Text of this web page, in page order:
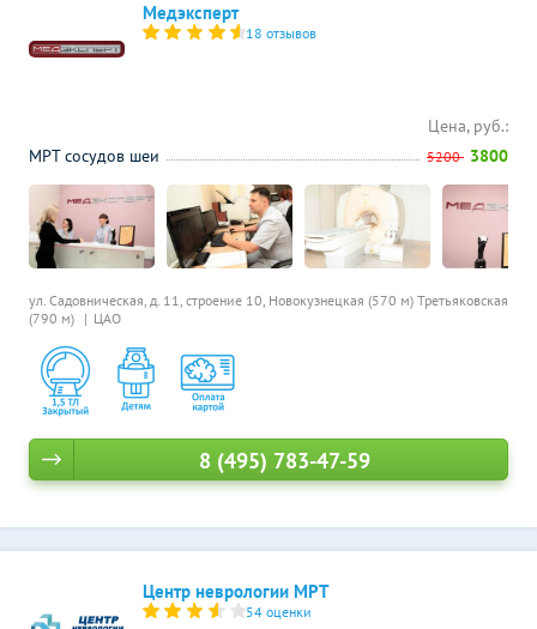
Медэксперт
18 отзывов
ул. Садовническая, д. 11, строение 10, Новокузнецкая (570 м) Третьяковская
(790 м)
ЦАО
Цена, руб.:
МРТ сосудов шеи
5200 3800
8 (495) 783-47-59
Центр неврологии МРТ
54 оценки